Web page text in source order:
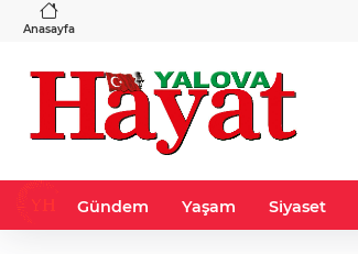
Anasayfa
%-0,22
Gündem Yaşam Siyaset